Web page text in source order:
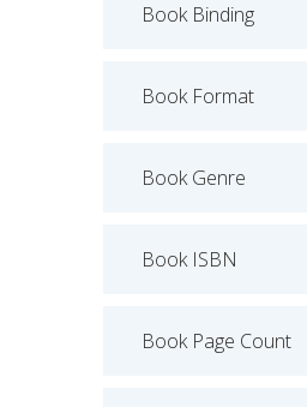
Book Binding
Book Format
Book Genre
Book ISBN
Book Page Count